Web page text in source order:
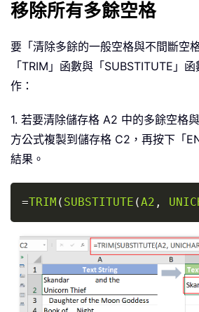
移除所有多餘空格
要「清除多餘的一般空格與不間斷空
「TRIM」函數與「SUBSTITUTE」
作：
1. 若要清除儲存格 A2 中的多餘空格
方公式複製到儲存格 C2，再按下「
結果。
=TRIM ( SUBSTITUTE (A2 ,